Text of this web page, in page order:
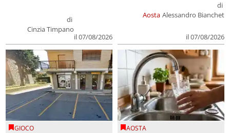
di
Cinzia Timpano
il 07/08/2026
Aosta
di
Alessandro Bianchet
il 07/08/2026
GIOCO AOSTA